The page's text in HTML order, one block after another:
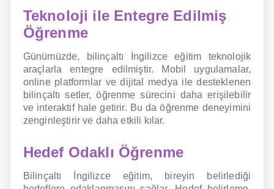
Teknoloji ile Entegre Edilmiş
Öğrenme
Günümüzde, bilinçaltı İngilizce eğitim teknolojik
araçlarla entegre edilmiştir. Mobil uygulamalar,
online platformlar ve dijital medya ile desteklenen
bilinçaltı setler, öğrenme sürecini daha erişilebilir
ve interaktif hale getirir. Bu da öğrenme deneyimini
zenginleştirir ve daha etkili kılar.
Hedef Odaklı Öğrenme
Bilinçaltı İngilizce eğitim, bireyin belirlediği